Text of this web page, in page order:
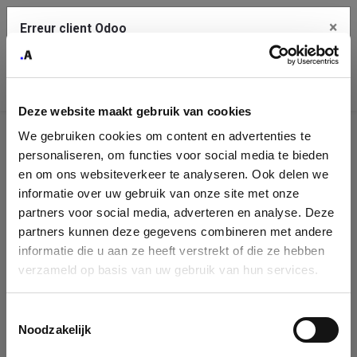
Deze website maakt gebruik van cookies
We gebruiken cookies om content en advertenties te
personaliseren, om functies voor social media te bieden
en om ons websiteverkeer te analyseren. Ook delen we
informatie over uw gebruik van onze site met onze
partners voor social media, adverteren en analyse. Deze
partners kunnen deze gegevens combineren met andere
informatie die u aan ze heeft verstrekt of die ze hebben
verzameld op basis van uw gebruik van hun services.
Noodzakelijk
Identification
de
l'entreprise
Please fill in your company details
form. If you don't find your company in our database, you can create
a new company record with the button below.
Erreur client Odoo ×
Une erreur s'est produite
Utilisez le bouton Copier pour reporter cette erreur à votre
service de support.
Voir les détails
Ok